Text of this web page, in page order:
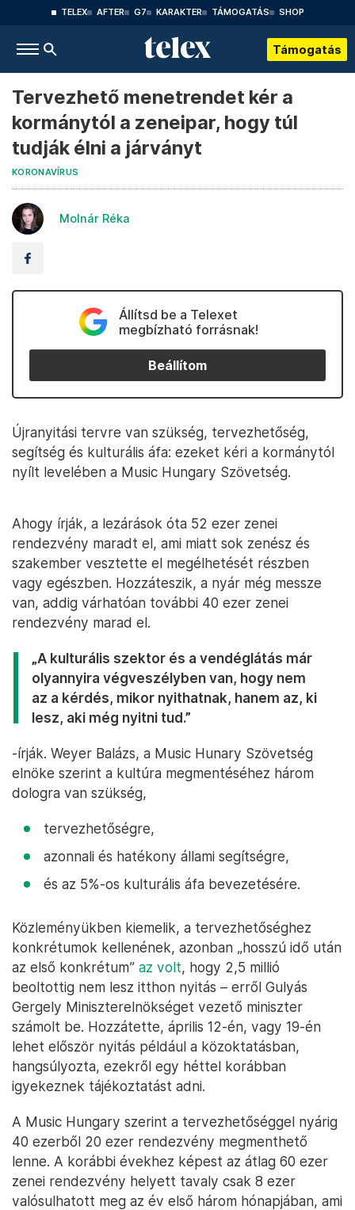
TELEX AFTER G7 KARAKTER TÁMOGATÁS SHOP
Támogatás
Tervezhető menetrendet kér a
kormánytól a zeneipar, hogy túl
tudják élni a járványt
KORONAVÍRUS
Molnár Réka
Állítsd be a Telexet
megbízható forrásnak!
Beállítom
Újranyitási tervre van szükség, tervezhetőség,
segítség és kulturális áfa: ezeket kéri a kormánytól
nyílt levelében a Music Hungary Szövetség.
Ahogy írják, a lezárások óta 52 ezer zenei
rendezvény maradt el, ami miatt sok zenész és
szakember vesztette el megélhetését részben
vagy egészben. Hozzáteszik, a nyár még messze
van, addig várhatóan további 40 ezer zenei
rendezvény marad el.
„A kulturális szektor és a vendéglátás már
olyannyira végveszélyben van, hogy nem
az a kérdés, mikor nyithatnak, hanem az, ki
lesz, aki még nyitni tud.”
-írják. Weyer Balázs, a Music Hunary Szövetség
elnöke szerint a kultúra megmentéséhez három
dologra van szükség,
tervezhetőségre,
azonnali és hatékony állami segítségre,
és az 5%-os kulturális áfa bevezetésére.
Közleményükben kiemelik, a tervezhetőséghez
konkrétumok kellenének, azonban „hosszú idő után
az első konkrétum” az volt, hogy 2,5 millió
beoltottig nem lesz itthon nyitás – erről Gulyás
Gergely Miniszterelnökséget vezető miniszter
számolt be. Hozzátette, április 12-én, vagy 19-én
lehet először nyitás például a közoktatásban,
hangsúlyozta, ezekről egy héttel korábban
igyekeznek tájékoztatást adni.
A Music Hungary szerint a tervezhetőséggel nyárig
40 ezerből 20 ezer rendezvény megmenthető
lenne. A korábbi évekhez képest az átlag 60 ezer
zenei rendezvény helyett tavaly csak 8 ezer
valósulhatott meg az év első három hónapjában, ami